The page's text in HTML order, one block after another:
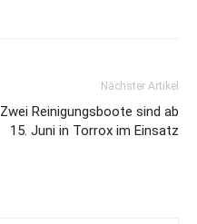
Nächster Artikel
Zwei Reinigungsboote sind ab
15. Juni in Torrox im Einsatz